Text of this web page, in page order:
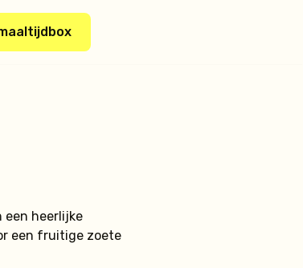
een heerlijke
een fruitige zoete